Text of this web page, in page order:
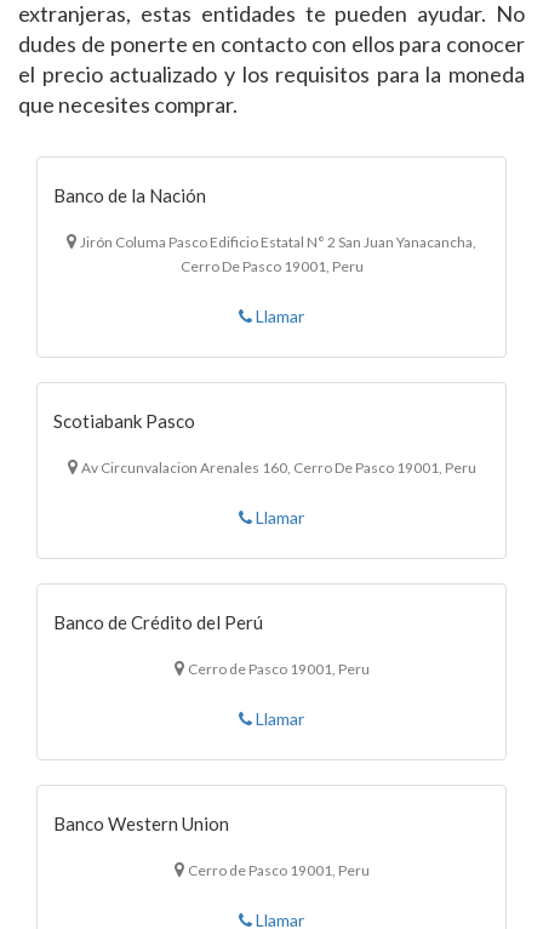
extranjeras, estas entidades te pueden ayudar. No
dudes de ponerte en contacto con ellos para conocer
el precio actualizado y los requisitos para la moneda
que necesites comprar.
Banco de la Nación
Jirón Columa Pasco Edificio Estatal N° 2 San Juan Yanacancha,
Cerro De Pasco 19001, Peru
Llamar
Scotiabank Pasco
Av Circunvalacion Arenales 160, Cerro De Pasco 19001, Peru
Llamar
Banco de Crédito del Perú
Cerro de Pasco 19001, Peru
Llamar
Banco Western Union
Cerro de Pasco 19001, Peru
Llamar